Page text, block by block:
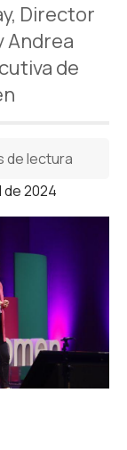
Director
Andrea
de
de 2024
de lectura